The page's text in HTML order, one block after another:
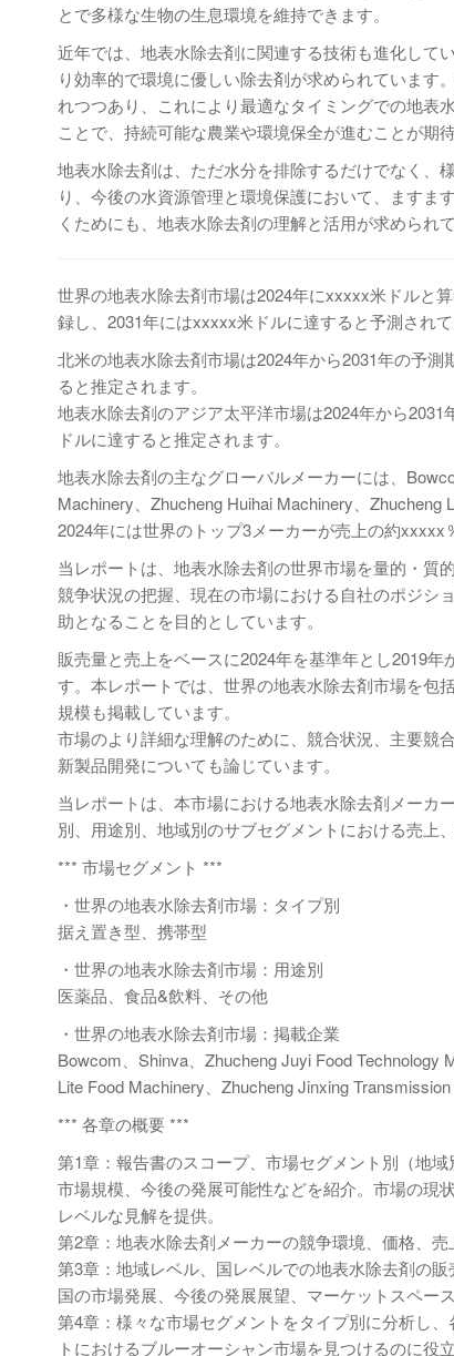
とで多様な生物の生息環境を維持できます。
近年では、地表水除去剤に関連する技術も進化して
り効率的で環境に優しい除去剤が求められています
れつつあり、これにより最適なタイミングでの地表
ことで、持続可能な農業や環境保全が進むことが期
地表水除去剤は、ただ水分を排除するだけでなく、
り、今後の水資源管理と環境保護において、ます
くためにも、地表水除去剤の理解と活用が求められて
世界の地表水除去剤市場は2024年にxxxxx米ドルと
録し、2031年にはxxxxx米ドルに達すると予測されて
北米の地表水除去剤市場は2024年から2031年の予
ると推定されます。
地表水除去剤のアジア太平洋市場は2024年から
ドルに達すると推定されます。
地表水除去剤の主なグローバルメーカーには、
Machinery、Zhucheng Huihai Machinery、Zhucheng
2024年には世界のトップ3メーカーが売上の約xxxxx
当レポートは、地表水除去剤の世界市場を量的・質
競争状況の把握、現在の市場における自社のポジシ
助となることを目的としています。
販売量と売上をベースに2024年を基準年とし2019
す。本レポートでは、世界の地表水除去剤市場を包
規模も掲載しています。
市場のより詳細な理解のために、競合状況、主要競
新製品開発についても論じています。
当レポートは、本市場における地表水除去剤メーカ
別、用途別、地域別のサブセグメントにおける売上
*** 市場セグメント ***
・世界の地表水除去剤市場：タイプ別
据え置き型、携帯型
・世界の地表水除去剤市場：用途別
医薬品、食品&飲料、その他
・世界の地表水除去剤市場：掲載企業
Bowcom、Shinva、Zhucheng Juyi Food Technology
Lite Food Machinery、Zhucheng Jinxing
*** 各章の概要 ***
第1章：報告書のスコープ、市場セグメント別（地
市場規模、今後の発展可能性などを紹介。市場の現
レベルな見解を提供。
第2章：地表水除去剤メーカーの競争環境、価格、売
第3章：地域レベル、国レベルでの地表水除去剤の
国の市場発展、今後の発展展望、マーケットスペー
第4章：様々な市場セグメントをタイプ別に分析し
トにおけるブルーオーシャン市場を見つけるのに役立